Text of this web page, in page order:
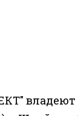
владеют